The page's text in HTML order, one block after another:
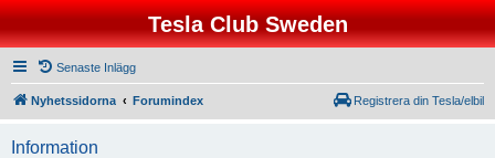
Tesla Club Sweden
Senaste Inlägg
Nyhetssidorna Forumindex Registrera din Tesla/elbil
Information